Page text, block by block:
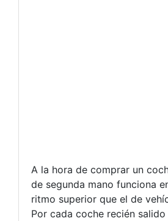
A la hora de comprar un
de segunda mano funciona
ritmo superior que el de
Por cada coche recién